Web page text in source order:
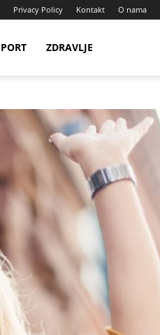
Privacy Policy Kontakt O nama
ZDRAVLJE